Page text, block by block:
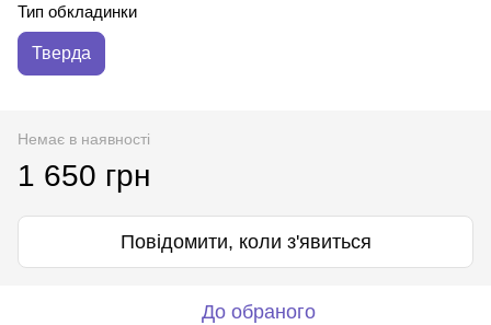
Тип обкладинки
Тверда
Немає в наявності
1 650 грн
Повідомити, коли з'явиться
До обраного